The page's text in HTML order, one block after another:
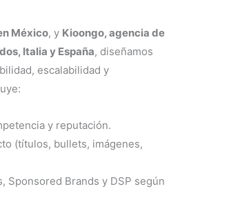
México, y Kioongo, agencia de
Italia y España, diseñamos
escalabilidad y
y reputación.
(títulos, bullets, imágenes,
Sponsored Brands y DSP según